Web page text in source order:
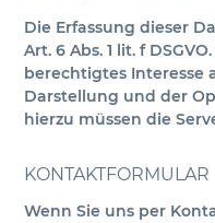
Die Erfassung dieser
Art. 6 Abs. 1 lit. f
berechtigtes Interesse
Darstellung und der
hierzu müssen die
KONTAKTFORMULAR
Wenn Sie uns per